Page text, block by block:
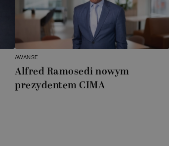
AWANSE
Alfred Ramosedi nowym
prezydentem CIMA